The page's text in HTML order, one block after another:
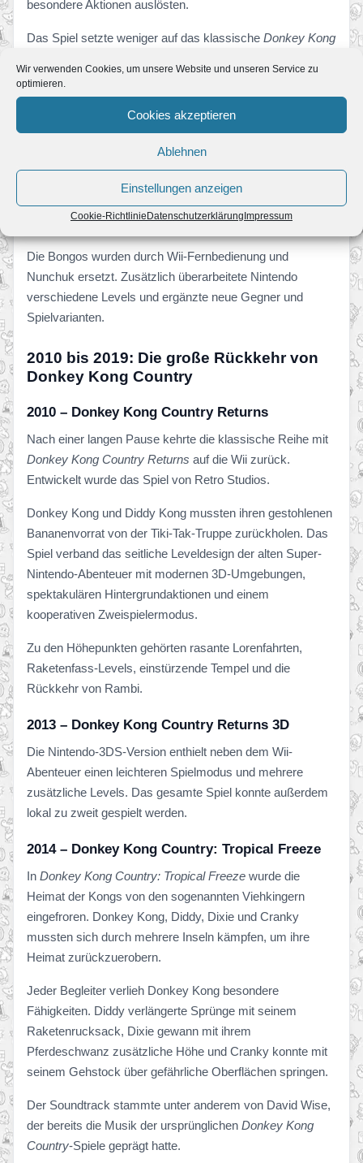
Wir verwenden Cookies, um unsere Website und unseren Service zu
optimieren.
Cookies akzeptieren
Ablehnen
Einstellungen anzeigen
Cookie-Richtlinie Datenschutzerklärung Impressum
besondere Aktionen auslösten.
Das Spiel setzte weniger auf das klassische Donkey Kong
schnelle Kombinationen, spektakuläre Kämpfe und
möglichst hohe Punktzahlen.
2008 und 2009 – New Play Control!
New Play Control! Donkey Kong Jungle Beat
veröffentlicht. Die japanische Fassung erschien Ende
2008, Europa folgte im Juni 2009.
Die Bongos wurden durch Wii-Fernbedienung und
Nunchuk ersetzt. Zusätzlich überarbeitete Nintendo
verschiedene Levels und ergänzte neue Gegner und
Spielvarianten.
2010 bis 2019: Die große Rückkehr von
Donkey Kong Country
2010 – Donkey Kong Country Returns
Nach einer langen Pause kehrte die klassische Reihe mit
Donkey Kong Country Returns auf die Wii zurück.
Entwickelt wurde das Spiel von Retro Studios.
Donkey Kong und Diddy Kong mussten ihren gestohlenen
Bananenvorrat von der Tiki-Tak-Truppe zurückholen. Das
Spiel verband das seitliche Leveldesign der alten Super-
Nintendo-Abenteuer mit modernen 3D-Umgebungen,
spektakulären Hintergrundaktionen und einem
kooperativen Zweispielermodus.
Zu den Höhepunkten gehörten rasante Lorenfahrten,
Raketenfass-Levels, einstürzende Tempel und die
Rückkehr von Rambi.
2013 – Donkey Kong Country Returns 3D
Die Nintendo-3DS-Version enthielt neben dem Wii-
Abenteuer einen leichteren Spielmodus und mehrere
zusätzliche Levels. Das gesamte Spiel konnte außerdem
lokal zu zweit gespielt werden.
2014 – Donkey Kong Country: Tropical Freeze
In Donkey Kong Country: Tropical Freeze wurde die
Heimat der Kongs von den sogenannten Viehkingern
eingefroren. Donkey Kong, Diddy, Dixie und Cranky
mussten sich durch mehrere Inseln kämpfen, um ihre
Heimat zurückzuerobern.
Jeder Begleiter verlieh Donkey Kong besondere
Fähigkeiten. Diddy verlängerte Sprünge mit seinem
Raketenrucksack, Dixie gewann mit ihrem
Pferdeschwanz zusätzliche Höhe und Cranky konnte mit
seinem Gehstock über gefährliche Oberflächen springen.
Der Soundtrack stammte unter anderem von David Wise,
der bereits die Musik der ursprünglichen Donkey Kong
Country-Spiele geprägt hatte.